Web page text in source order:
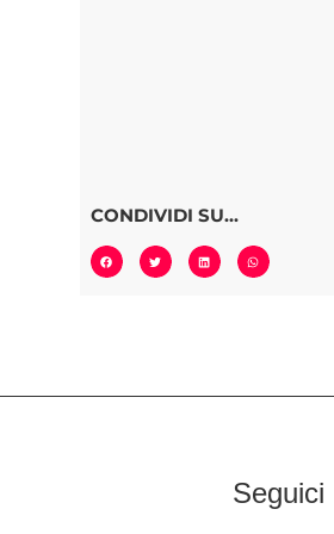
CONDIVIDI SU...
Seguici